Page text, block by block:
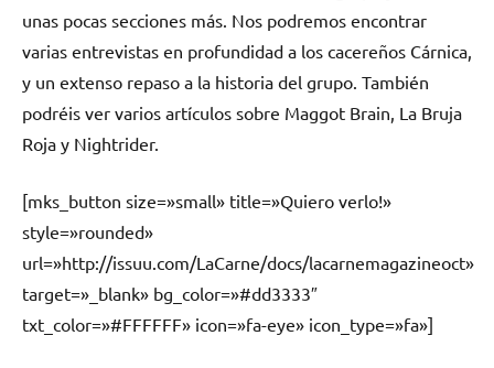
unas pocas secciones más. Nos podremos encontrar
varias entrevistas en profundidad a los cacereños Cárnica,
y un extenso repaso a la historia del grupo. También
podréis ver varios artículos sobre Maggot Brain, La Bruja
Roja y Nightrider.
[mks_button size=»small» title=»Quiero verlo!»
style=»rounded»
url=»http://issuu.com/LaCarne/docs/lacarnemagazineoct»
target=»_blank» bg_color=»#dd3333″
txt_color=»#FFFFFF» icon=»fa-eye» icon_type=»fa»]